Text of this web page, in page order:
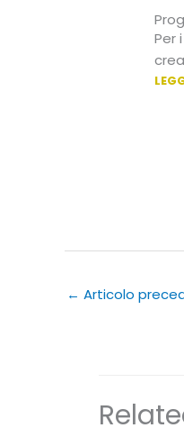
Per
← Articolo